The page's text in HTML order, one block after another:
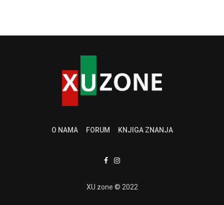
O NAMA FORUM KNJIGA ZNANJA
XU.zone © 2022